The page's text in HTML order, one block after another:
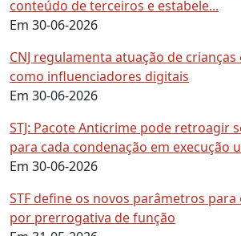
conteúdo de terceiros e estabele...
Em 30-06-2026
CNJ regulamenta atuação de
como influenciadores digitais
Em 30-06-2026
STJ: Pacote Anticrime pode retroagir
para cada condenação em execução
Em 30-06-2026
STF define os novos parâmetros
por prerrogativa de função